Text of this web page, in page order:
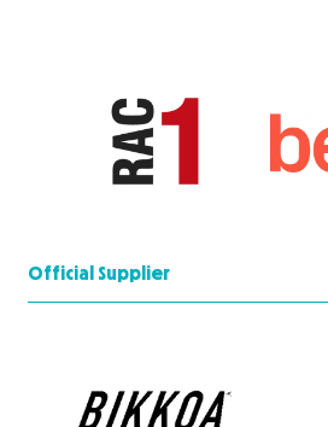
Official Supplier